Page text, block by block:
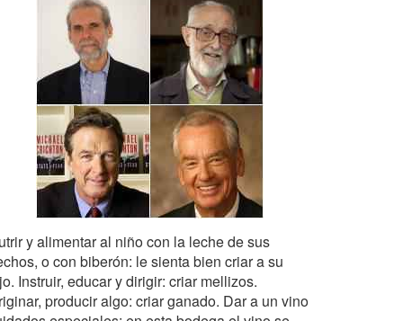
y alimentar al niño con la leche de sus
o con biberón: le sienta bien criar a su
Instruir, educar y dirigir: criar mellizos.
producir algo: criar ganado. Dar a un vino